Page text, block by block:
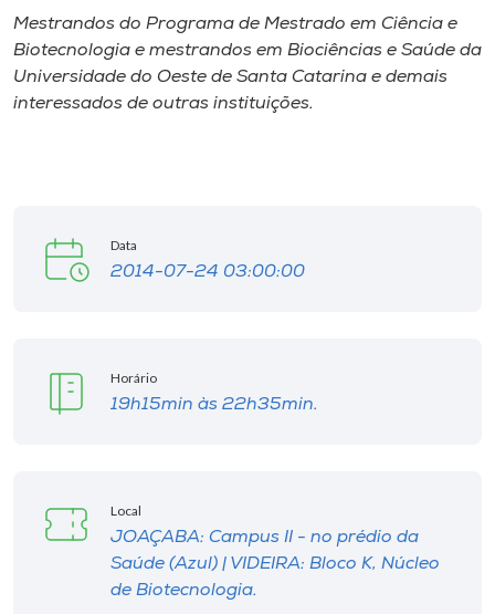
Unoesc
Store
Mestrandos do Programa de Mestrado em Ciência e
Biotecnologia e mestrandos em Biociências e Saúde da
Universidade do Oeste de Santa Catarina e demais
interessados de outras instituições.
Data
2014-07-24 03:00:00
Horário
19h15min às 22h35min.
Local
JOAÇABA: Campus II - no prédio da
Saúde (Azul) | VIDEIRA: Bloco K, Núcleo
de Biotecnologia.